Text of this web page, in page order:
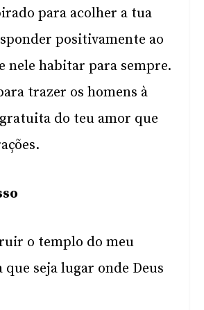
para acolher a tua
positivamente ao
nele habitar para sempre.
trazer os homens à
do teu amor que
o templo do meu
que seja lugar onde Deus